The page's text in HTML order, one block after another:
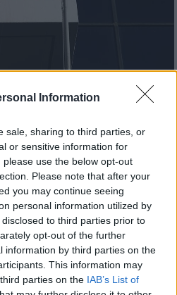
Information
sale, sharing to third parties, or
or sensitive information for
use the below opt-out
Please note that after your
you may continue seeing
personal information utilized by
to third parties prior to
opt-out of the further
information by third parties on the
This information may
parties on the IAB’s List of
αντιπαράθεση που
σε κάποιους
δικαστικούς κι όχι σε
της οικονομίας, με
και παρεμβαίνουν
του κράτους, στα ΜΜΕ,
τα αστικά κόμματα για
Και φυσικά με